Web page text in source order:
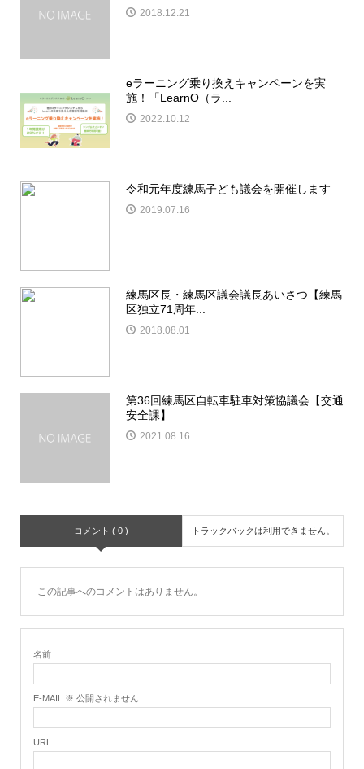
2018.12.21
eラーニング乗り換えキャンペーンを実
施！「LearnO（ラ...
2022.10.12
令和元年度練馬子ども議会を開催します
2019.07.16
練馬区長・練馬区議会議長あいさつ【練馬
区独立71周年...
2018.08.01
第36回練馬区自転車駐車対策協議会【交通
安全課】
2021.08.16
コメント ( 0 ) トラックバックは利用できません。
この記事へのコメントはありません。
名前
E-MAIL ※ 公開されません
URL